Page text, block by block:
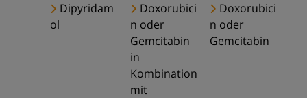
Dipyridam
ol
Doxorubici
n oder
Gemcitabin
in
Kombination
mit
Doxorubici
n oder
Gemcitabin